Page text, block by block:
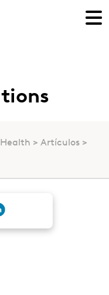
Artículos